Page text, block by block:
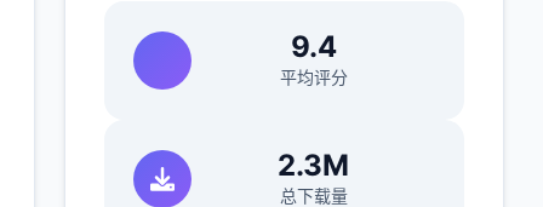
9.4
平均评分
2.3M
总下载量